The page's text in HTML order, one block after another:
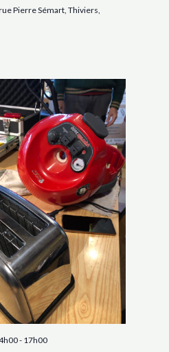
Pierre Sémart, Thiviers,
- 17h00